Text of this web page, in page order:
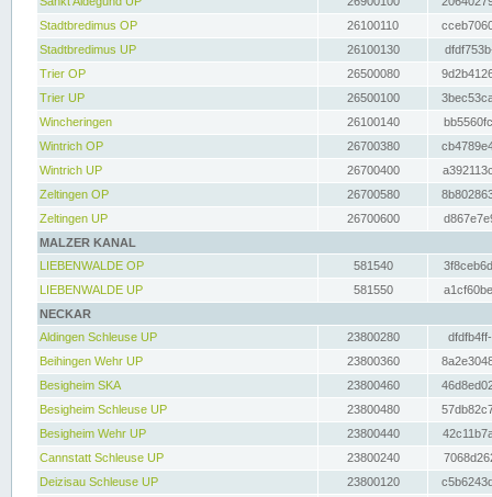
Stadtbredimus OP
26100110
Stadtbredimus UP
26100130
Trier OP
26500080
Trier UP
26500100
Wincheringen
26100140
Wintrich OP
26700380
Wintrich UP
26700400
Zeltingen OP
26700580
Zeltingen UP
26700600
MALZER KANAL
LIEBENWALDE OP
581540
LIEBENWALDE UP
581550
NECKAR
Aldingen Schleuse UP
23800280
Beihingen Wehr UP
23800360
Besigheim SKA
23800460
Besigheim Schleuse UP
23800480
Besigheim Wehr UP
23800440
Cannstatt Schleuse UP
23800240
Deizisau Schleuse UP
23800120